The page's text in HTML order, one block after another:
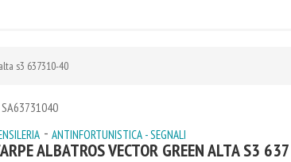
s3 637310-40
SA63731040
- ANTINFORTUNISTICA - SEGNALI
ALBATROS VECTOR GREEN ALTA S3